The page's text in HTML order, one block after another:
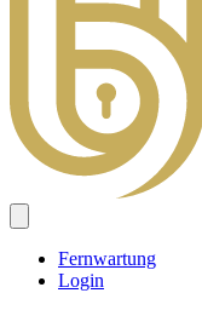
Fernwartung
Login